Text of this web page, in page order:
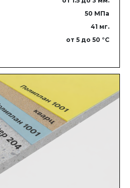
50 МПа
41 мг.
от 5 до 50 °C